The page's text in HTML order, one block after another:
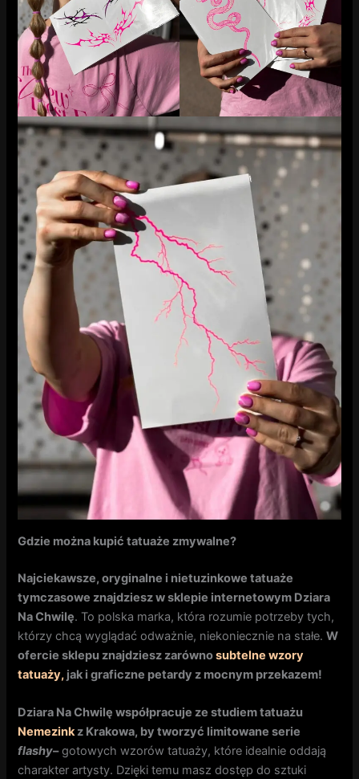
Gdzie można kupić tatuaże zmywalne?
Najciekawsze, oryginalne i nietuzinkowe tatuaże
tymczasowe znajdziesz w sklepie internetowym Dziara
Na Chwilę. To polska marka, która rozumie potrzeby tych,
którzy chcą wyglądać odważnie, niekoniecznie na stałe.W
ofercie sklepu znajdziesz zarównosubtelne wzory
tatuaży, jak i graficzne petardy z mocnym przekazem!
Dziara Na Chwilę współpracuje ze studiem tatuażu
Nemezinkz Krakowa, by tworzyć limitowane serie
flashy–gotowych wzorów tatuaży, które idealnie oddają
charakter artysty. Dzięki temu masz dostęp do sztuki